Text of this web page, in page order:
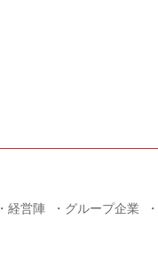
経営陣
グループ企業